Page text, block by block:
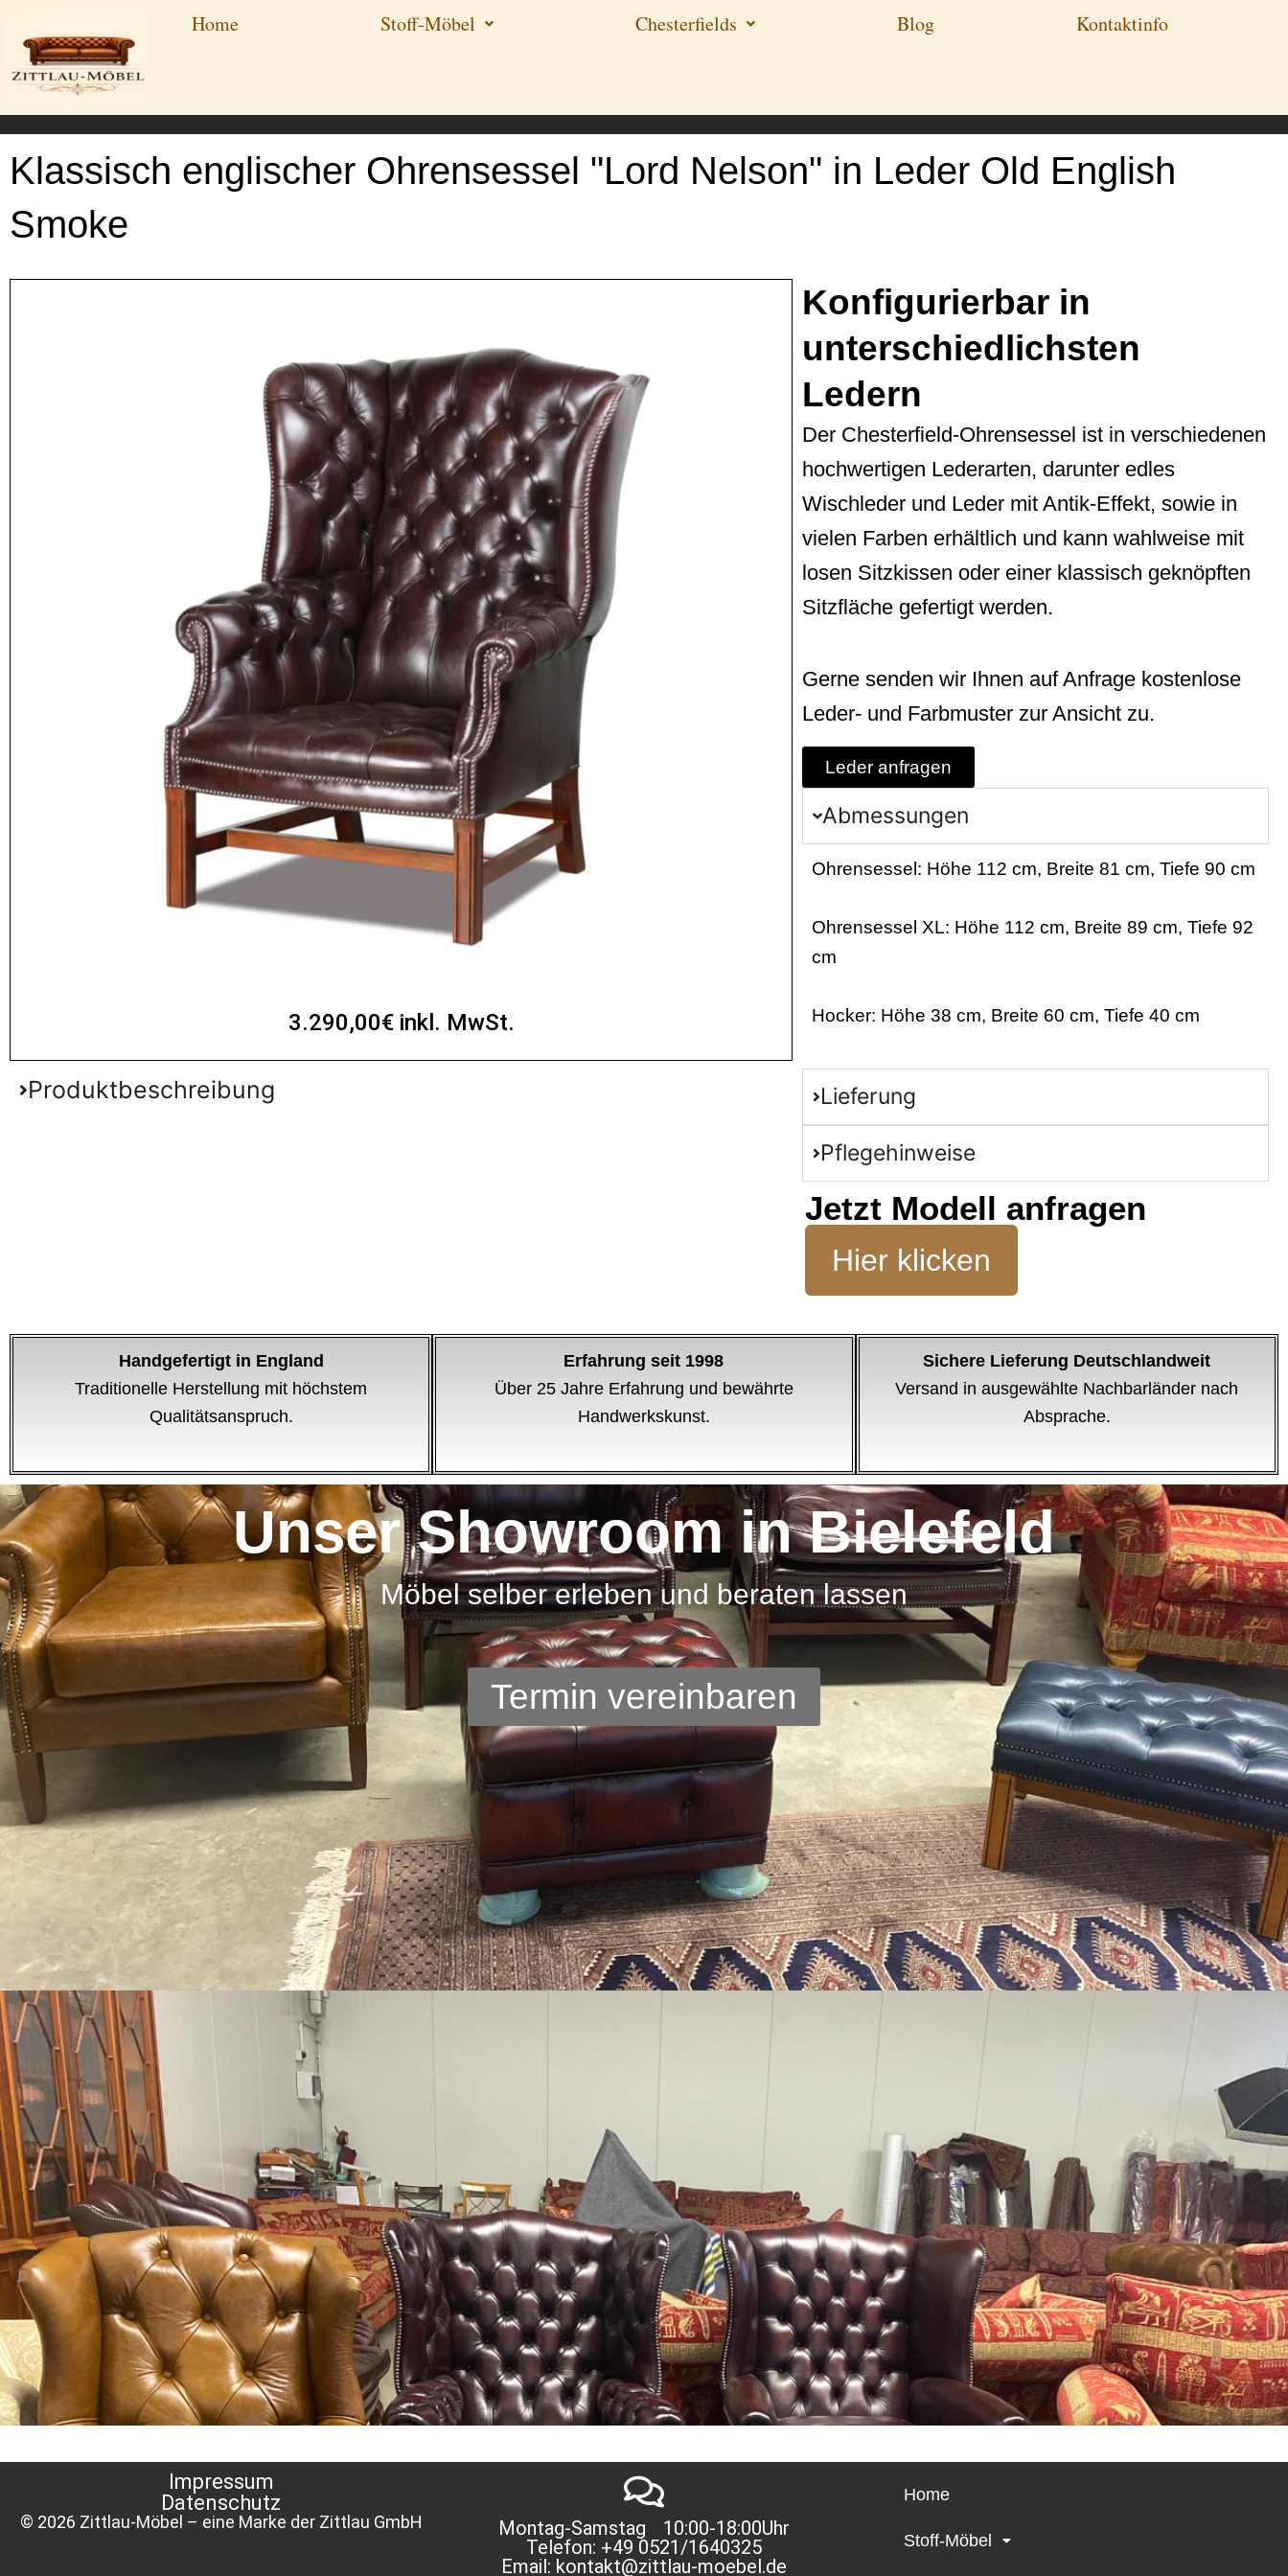
Inhalt
springen
Home Stoff-Möbel Chesterfields Blog Kontaktinfo
Klassisch englischer Ohrensessel "Lord Nelson" in Leder Old English
Smoke
3.290,00€ inkl. MwSt.
Produktbeschreibung
Konfigurierbar in
unterschiedlichsten
Ledern
Der Chesterfield-Ohrensessel ist in verschiedenen
hochwertigen Lederarten, darunter edles
Wischleder und Leder mit Antik-Effekt, sowie in
vielen Farben erhältlich und kann wahlweise mit
losen Sitzkissen oder einer klassisch geknöpften
Sitzfläche gefertigt werden.
Gerne senden wir Ihnen auf Anfrage kostenlose
Leder- und Farbmuster zur Ansicht zu.
Leder anfragen
Abmessungen
Ohrensessel: Höhe 112 cm, Breite 81 cm, Tiefe 90 cm
Ohrensessel XL: Höhe 112 cm, Breite 89 cm, Tiefe 92
cm
Hocker: Höhe 38 cm, Breite 60 cm, Tiefe 40 cm
Lieferung
Pflegehinweise
Jetzt Modell anfragen
Hier klicken
Handgefertigt in England
Traditionelle Herstellung mit höchstem
Qualitätsanspruch.
Erfahrung seit 1998
Über 25 Jahre Erfahrung und bewährte
Handwerkskunst.
Sichere Lieferung Deutschlandweit
Versand in ausgewählte Nachbarländer nach
Absprache.
Unser Showroom in Bielefeld
Möbel selber erleben und beraten lassen
Termin vereinbaren
Home
Stoff-Möbel
Montag-Samstag 10:00-18:00Uhr
Telefon: +49 0521/1640325
Email: kontakt@zittlau-moebel.de
Impressum
Datenschutz
© 2026 Zittlau-Möbel – eine Marke der Zittlau GmbH